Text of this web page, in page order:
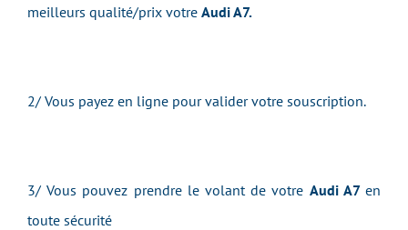
meilleurs qualité/prix votre Audi A7.
2/ Vous payez en ligne pour valider votre souscription.
3/ Vous pouvez prendre le volant de votre Audi A7en
toute sécurité